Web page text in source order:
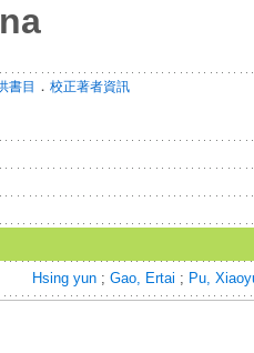
書目 ． 校正著者資訊
Hsing yun ; Gao, Ertai ; Pu,